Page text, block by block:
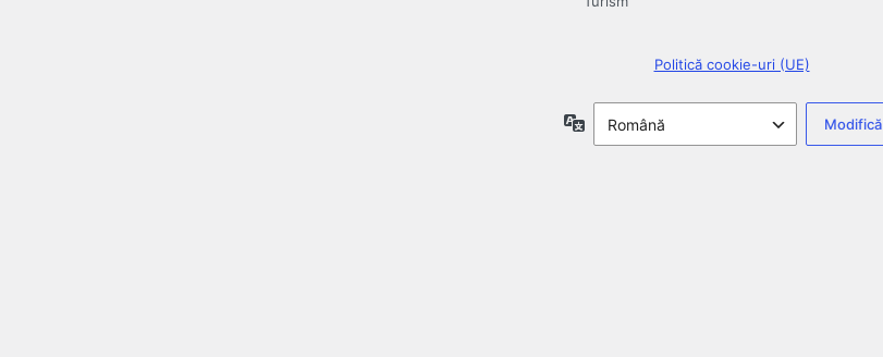
Politică cookie-uri (UE)
Limbă